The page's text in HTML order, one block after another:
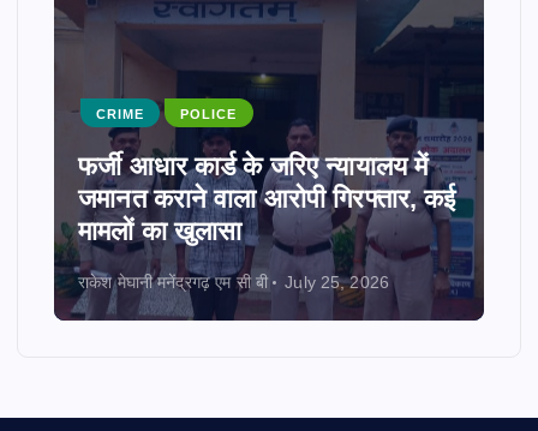
CRIME POLICE
फर्जी आधार कार्ड के जरिए न्यायालय में
जमानत कराने वाला आरोपी गिरफ्तार, कई
मामलों का खुलासा
राकेश मेघानी मनेंद्रगढ़ एम सी बी July 25, 2026